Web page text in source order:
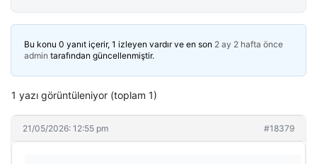
Bu konu 0 yanıt içerir, 1 izleyen vardır ve en son 2 ay 2 hafta önce
admin tarafından güncellenmiştir.
1 yazı görüntüleniyor (toplam 1)
21/05/2026: 12:55 pm #18379